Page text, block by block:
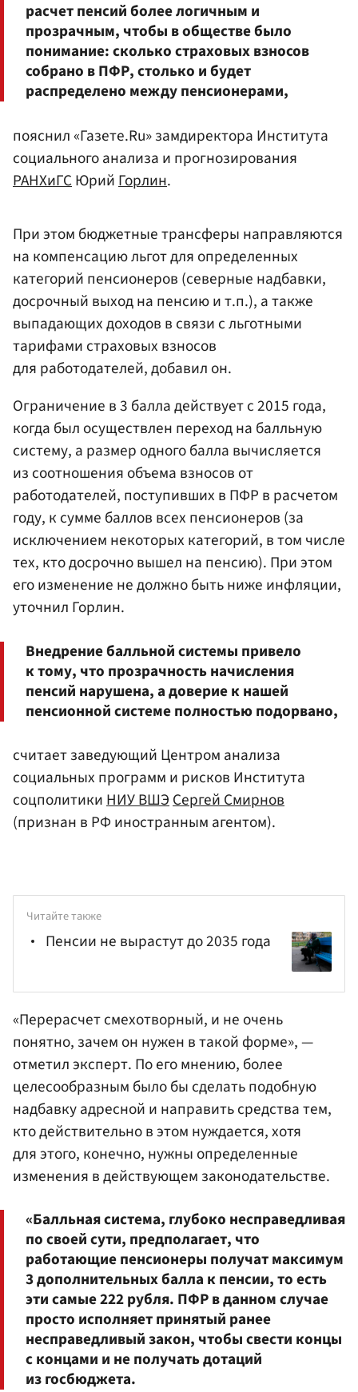
расчет пенсий более логичным и
прозрачным, чтобы в обществе было
понимание: сколько страховых взносов
собрано в ПФР, столько и будет
распределено между пенсионерами,
пояснил «Газете.Ru» замдиректора Института
социального анализа и прогнозирования
РАНХиГСЮрийГорлин.
При этом бюджетные трансферы направляются
на компенсацию льгот для определенных
категорий пенсионеров (северные надбавки,
досрочный выход на пенсию и т.п.), а также
выпадающих доходов в связи с льготными
тарифами страховых взносов
для работодателей, добавил он.
Ограничение в 3 балла действует с 2015 года,
когда был осуществлен переход на балльную
систему, а размер одного балла вычисляется
из соотношения объема взносов от
работодателей, поступивших в ПФР в расчетом
году, к сумме баллов всех пенсионеров (за
исключением некоторых категорий, в том числе
тех, кто досрочно вышел на пенсию). При этом
его изменение не должно быть ниже инфляции,
уточнил Горлин.
Внедрение балльной системы привело
к тому, что прозрачность начисления
пенсий нарушена, а доверие к нашей
пенсионной системе полностью подорвано,
считает заведующий Центром анализа
социальных программ и рисков Института
соцполитикиНИУ ВШЭСергей Смирнов
(признан в РФ иностранным агентом).
Читайте также
Пенсии не вырастут до 2035 года
«Перерасчет смехотворный, и не очень
понятно, зачем он нужен в такой форме», —
отметил эксперт. По его мнению, более
целесообразным было бы сделать подобную
надбавку адресной и направить средства тем,
кто действительно в этом нуждается, хотя
для этого, конечно, нужны определенные
изменения в действующем законодательстве.
«Балльная система, глубоко несправедливая
по своей сути, предполагает, что
работающие пенсионеры получат максимум
3 дополнительных балла к пенсии, то есть
эти самые 222 рубля. ПФР в данном случае
просто исполняет принятый ранее
несправедливый закон, чтобы свести концы
с концами и не получать дотаций
из госбюджета.